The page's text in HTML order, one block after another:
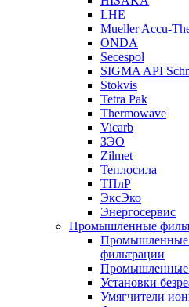
LHE
Mueller Accu-
ONDA
Secespol
SIGMA API
Stokvis
Tetra Pak
Thermowave
Vicarb
ЗЭО
Zilmet
Теплосила
ТПлР
ЭксЭко
Энергосервис
Промышленные
Промышленные
фильтрации
Промышленные
Установки
Умягчители